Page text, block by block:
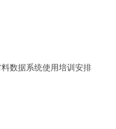
数据系统使用培训安排